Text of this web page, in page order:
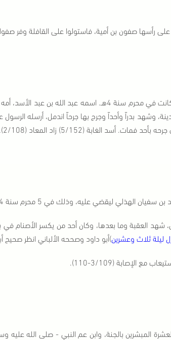
رأسها صفون بن أمية، فاستولوا على القافلة وفر صفوان
أمره في سرية توجهت إلى بني أسد بعد أحد، وكانت في
وشهد بدراً وأحداً وجرح بها جرحاً اندمل، أرسله
الغابة (5/152) زاد المعاد (2/108).
الهذلي ليقضي عليه، وذلك في 5 محرم سنة 4هـ.
شهد العقبة وما بعدها، وكان أحد من يكسر
ليلة ثلاث وعشرين)أبو داود وصححه الألباني انظر صحيح أبي داود (1231). وكان حليف لبنى
العشرة المبشرين بالجنة، وابن عم النبي - صلى